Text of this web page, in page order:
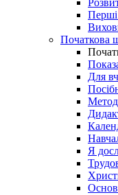
Перші
Початкова
Для
Я